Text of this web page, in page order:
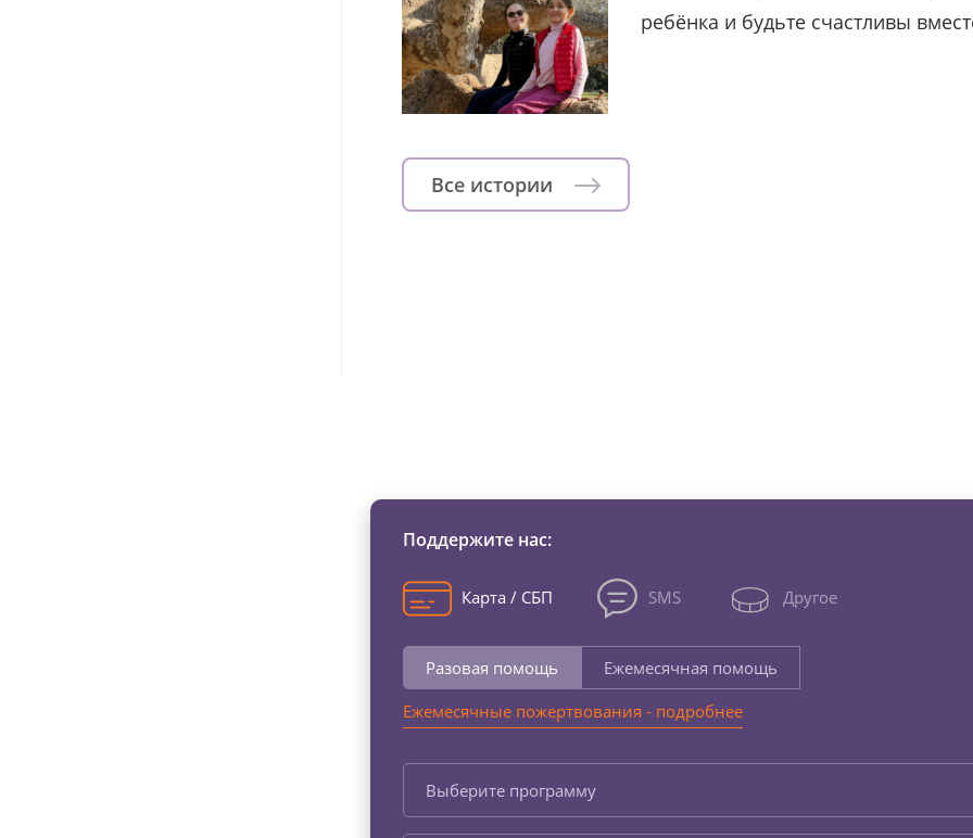
ребёнка и будьте счастливы
Все истории
Поддержите нас:
Карта / СБП SMS Другое
Разовая помощь
Ежемесячная помощь
Ежемесячные пожертвования - подробнее
Выберите программу